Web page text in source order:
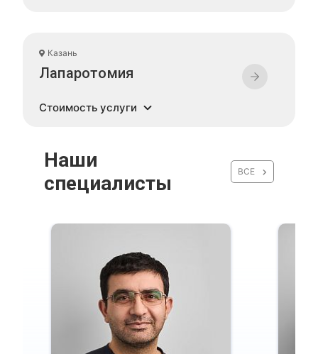
Казань
Лапаротомия
Стоимость услуги
Наши
специалисты
ВСЕ